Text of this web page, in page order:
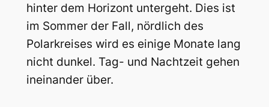
hinter dem Horizont untergeht. Dies ist
im Sommer der Fall, nördlich des
Polarkreises wird es einige Monate lang
nicht dunkel. Tag- und Nachtzeit gehen
ineinander über.